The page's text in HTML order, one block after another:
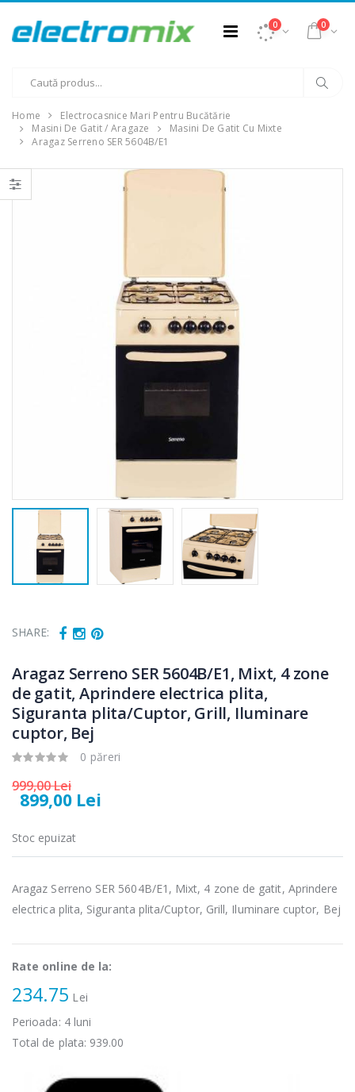
0 0
Home
Electrocasnice Mari Pentru Bucătărie
Masini De Gatit / Aragaze
Masini De Gatit Cu Mixte
Aragaz Serreno SER 5604B/E1
SHARE:
Aragaz Serreno SER 5604B/E1, Mixt, 4 zone
de gatit, Aprindere electrica plita,
Siguranta plita/Cuptor, Grill, Iluminare
cuptor, Bej
0 păreri
999,00 Lei
899,00 Lei
Stoc epuizat
Aragaz Serreno SER 5604B/E1, Mixt, 4 zone de gatit, Aprindere
electrica plita, Siguranta plita/Cuptor, Grill, Iluminare cuptor, Bej
Rate online de la:
234.75 Lei
Perioada: 4luni
Total de plata: 939.00
...
89,00 Lei
-21%
Masina de tocat
carne Bosch ...
549,00 Lei
carne
199,00 Lei
DC1000SSBK ...
139,00 Lei
299,00 Lei